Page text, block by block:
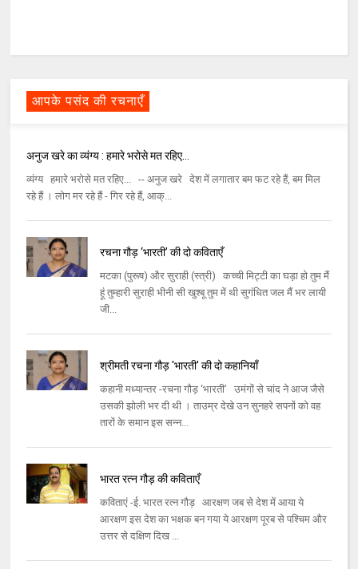
आपके पसंद की रचनाएँ
अनुज खरे का व्यंग्य : हमारे भरोसे मत रहिए…
व्यंग्य हमारे भरोसे मत रहिए... -- अनुज खरे देश में लगातार बम फट रहे हैं, बम मिल
रहे हैं । लोग मर रहे हैं - गिर रहे हैं, आक्...
रचना गौड़ ‘भारती’ की दो कविताएँ
मटका (पुरूष) और सुराही (स्त्री) कच्ची मिट्टी का घड़ा हो तुम मैं
हूं तुम्हारी सुराही भीनी सी खुश्बू तुम में थी सुगंधित जल मैं भर लायी
जी...
श्रीमती रचना गौड़ 'भारती' की दो कहानियाँ
कहानी मध्यान्तर -रचना गौड़ ‘भारती’ उमंगों से चांद ने आज जैसे
उसकी झोली भर दी थी । ताउम्र देखे उन सुनहरे सपनों को वह
तारों के समान इस सन्न...
भारत रत्न गौड़ की कविताएँ
कविताएं -ई. भारत रत्न गौड़ आरक्षण जब से देश में आया ये
आरक्षण इस देश का भक्षक बन गया ये आरक्षण पूरब से पश्चिम और
उत्तर से दक्षिण दिख ...